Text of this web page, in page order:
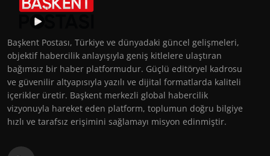
Başkent Postası, Türkiye ve dünyadaki güncel gelişmeleri,
objektif habercilik anlayışıyla geniş kitlelere ulaştıran
bağımsız bir haber platformudur. Güçlü editöryel kadrosu
ve güvenilir altyapısıyla yazılı ve dijital formatlarda kaliteli
içerikler üretir. Başkent merkezli global habercilik
vizyonuyla hareket eden platform, toplumun doğru bilgiye
hızlı ve tarafsız erişimini sağlamayı misyon edinmiştir.